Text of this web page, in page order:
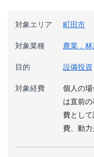
対象エリア 町田市
対象業種 農業，林
目的 設備投資
対象経費
個人の
は直前
費とし
費、動